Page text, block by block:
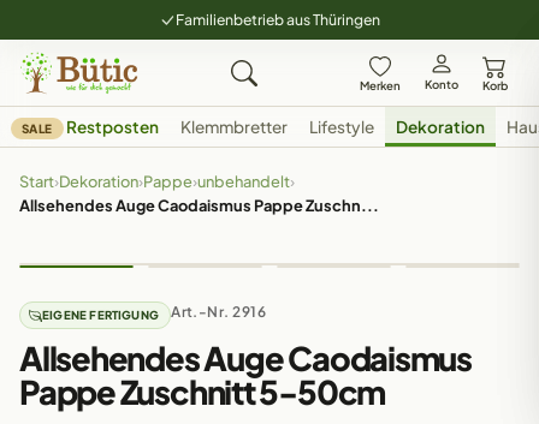
Familienbetrieb aus Thüringen
Merken Konto Korb
SALE Restposten Klemmbretter Lifestyle Dekoration
Start›Dekoration›Pappe›unbehandelt›
Allsehendes Auge Caodaismus Pappe Zuschn...
EIGENE FERTIGUNG Art.-Nr. 2916
Allsehendes Auge Caodaismus
Pappe Zuschnitt 5-50cm